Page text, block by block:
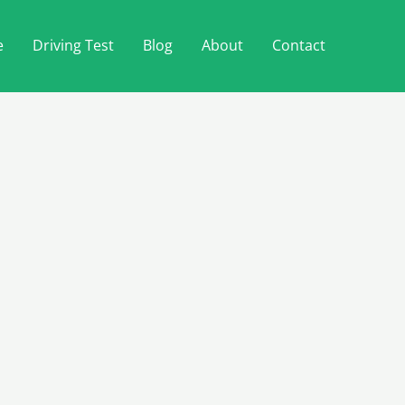
Driving Test Blog About Contact